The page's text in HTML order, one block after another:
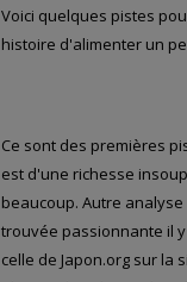
Voici quelques pistes
histoire d'alimenter un
Ce sont des premières
est d'une richesse
beaucoup. Autre
trouvée passionnante il
celle de Japon.org sur la